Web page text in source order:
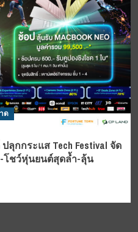
ด
กกระแส Tech Festival จัด
-โชว์หุ่นยนต์สุดล้ำ-ลุ้น